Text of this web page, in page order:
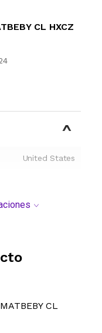
CL HXCZ
United States
CL